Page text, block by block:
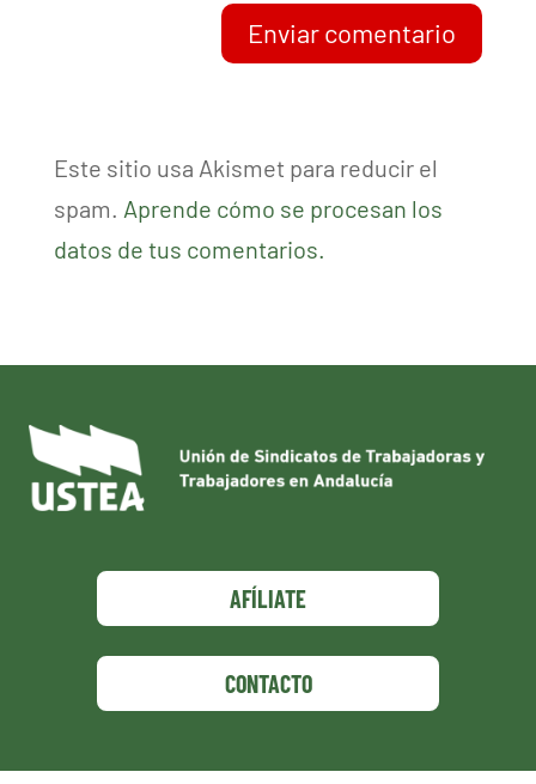
Enviar comentario
Este sitio usa Akismet para reducir el
spam. Aprende cómo se procesan los
datos de tus comentarios.
AFÍLIATE
CONTACTO